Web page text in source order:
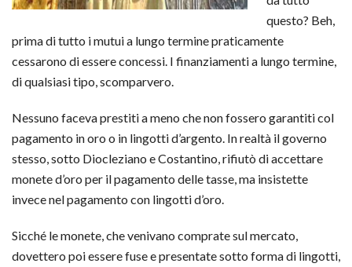
questo? Beh,
prima di tutto i mutui a lungo termine praticamente
cessarono di essere concessi. I finanziamenti a lungo termine,
di qualsiasi tipo, scomparvero.
Nessuno faceva prestiti a meno che non fossero garantiti col
pagamento in oro o in lingotti d’argento. In realtà il governo
stesso, sotto Diocleziano e Costantino, rifiutò di accettare
monete d’oro per il pagamento delle tasse, ma insistette
invece nel pagamento con lingotti d’oro.
Sicché le monete, che venivano comprate sul mercato,
dovettero poi essere fuse e presentate sotto forma di lingotti,